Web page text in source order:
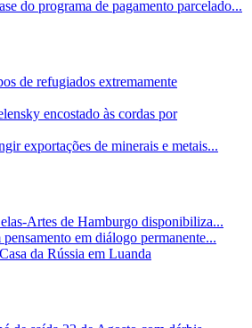
do programa de pagamento parcelado...
de refugiados extremamente
encostado às cordas por
exportações de minerais e metais...
Artes de Hamburgo disponibiliza...
em diálogo permanente...
da Rússia em Luanda